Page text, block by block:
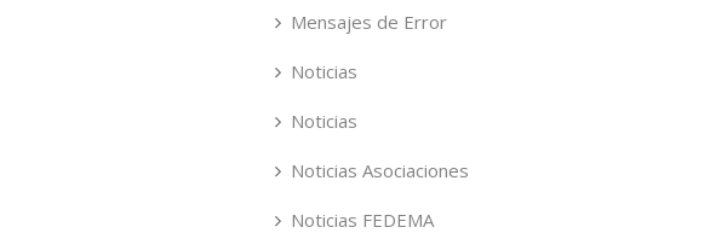
Mensajes de Error
Noticias
Noticias
Noticias Asociaciones
Noticias FEDEMA